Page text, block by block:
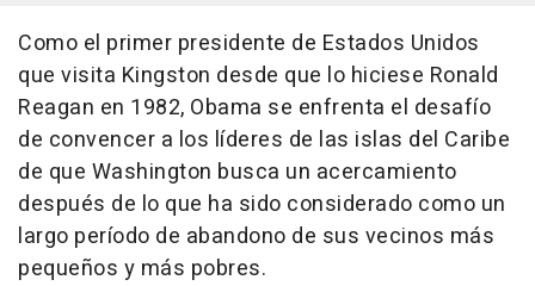
Como el primer presidente de Estados Unidos
que visita Kingston desde que lo hiciese Ronald
Reagan en 1982, Obama se enfrenta el desafío
de convencer a los líderes de las islas del Caribe
de que Washington busca un acercamiento
después de lo que ha sido considerado como un
largo período de abandono de sus vecinos más
pequeños y más pobres.